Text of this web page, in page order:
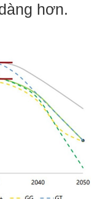
hơn.